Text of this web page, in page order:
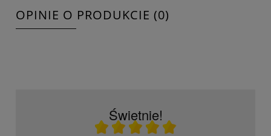
OPINIE O PRODUKCIE (0)
Świetnie!
Ocena średnia 5 na 5